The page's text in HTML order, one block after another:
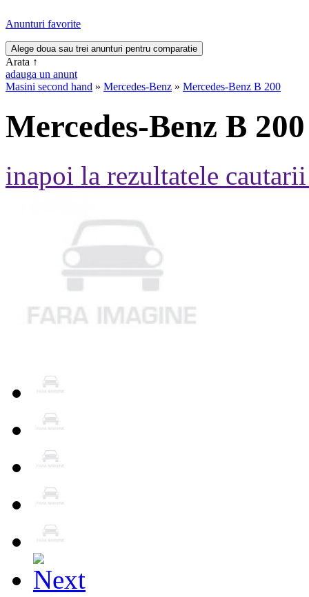
Anunturi favorite
Arata ↑
adauga un anunt
Masini second hand » Mercedes-Benz » Mercedes-Benz B 200
Mercedes-Benz B 200
inapoi la rezultatele